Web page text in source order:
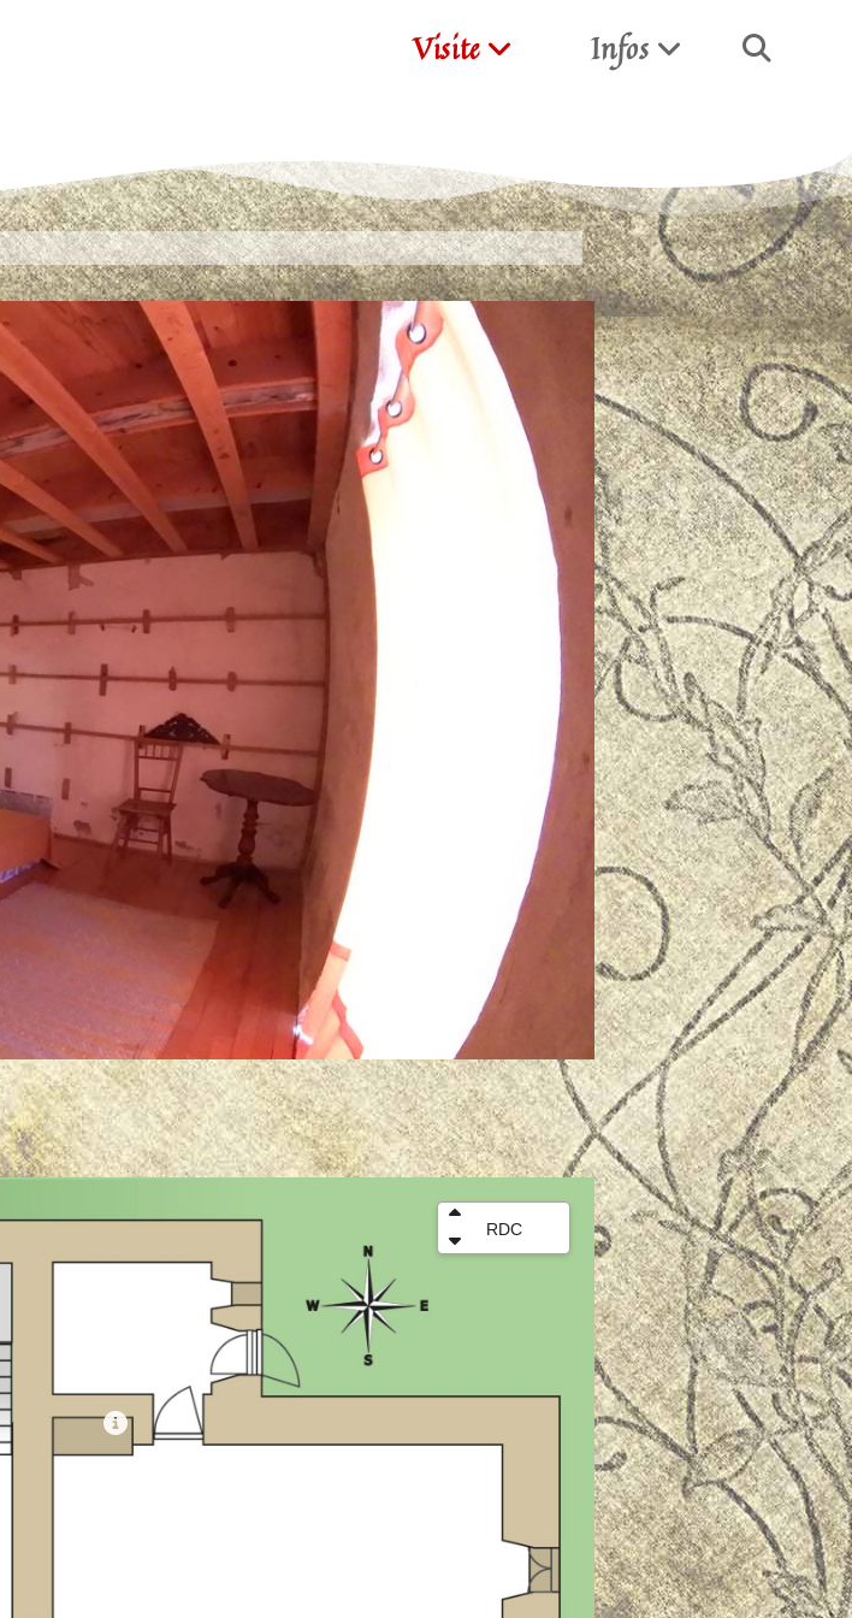
Visite Infos